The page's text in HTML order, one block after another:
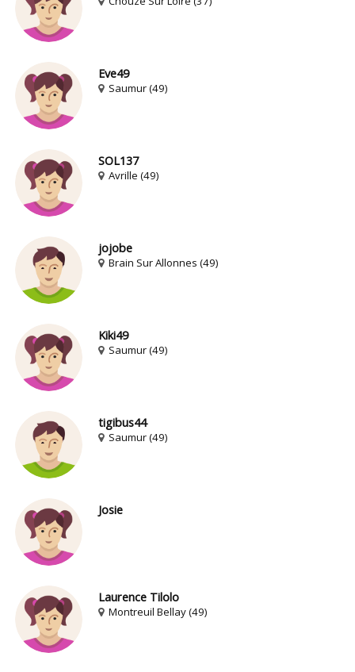
Eve49
Saumur (49)
SOL137
Avrille (49)
jojobe
Brain Sur Allonnes (49)
Kiki49
Saumur (49)
tigibus44
Saumur (49)
Josie
Laurence Tilolo
Montreuil Bellay (49)